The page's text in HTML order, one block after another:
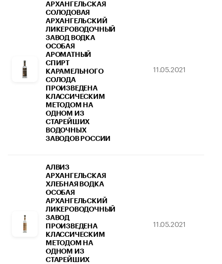
АРХАНГЕЛЬСКАЯ
СОЛОДОВАЯ
АРХАНГЕЛЬСКИЙ
ЛИКЕРОВОДОЧНЫЙ
ЗАВОД ВОДКА
ОСОБАЯ
АРОМАТНЫЙ
СПИРТ
КАРАМЕЛЬНОГО
СОЛОДА
ПРОИЗВЕДЕНА
КЛАССИЧЕСКИМ
МЕТОДОМ НА
ОДНОМ ИЗ
СТАРЕЙШИХ
ВОДОЧНЫХ
ЗАВОДОВ РОССИИ
11.05.2021
АЛВИЗ
АРХАНГЕЛЬСКАЯ
ХЛЕБНАЯ ВОДКА
ОСОБАЯ
АРХАНГЕЛЬСКИЙ
ЛИКЕРОВОДОЧНЫЙ
ЗАВОД
ПРОИЗВЕДЕНА
КЛАССИЧЕСКИМ
МЕТОДОМ НА
ОДНОМ ИЗ
СТАРЕЙШИХ
11.05.2021